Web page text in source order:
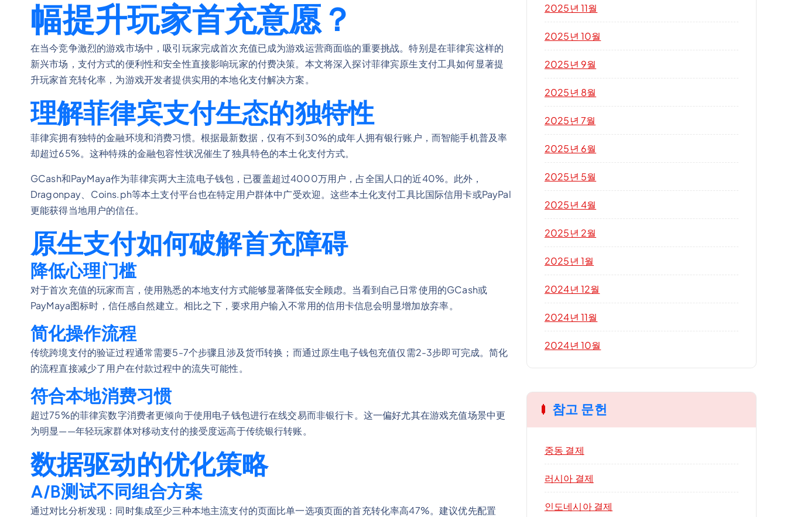
幅提升玩家首充意愿？
在当今竞争激烈的游戏市场中，吸引玩家完成首次充值已成为游戏运营商面临的重要挑战。特别是在菲律宾这样的
新兴市场，支付方式的便利性和安全性直接影响玩家的付费决策。本文将深入探讨菲律宾原生支付工具如何显著提
升玩家首充转化率，为游戏开发者提供实用的本地化支付解决方案。
理解菲律宾支付生态的独特性
菲律宾拥有独特的金融环境和消费习惯。根据最新数据，仅有不到30%的成年人拥有银行账户，而智能手机普及率
却超过65%。这种特殊的金融包容性状况催生了独具特色的本土化支付方式。
GCash和PayMaya作为菲律宾两大主流电子钱包，已覆盖超过4000万用户，占全国人口的近40%。此外，
Dragonpay、Coins.ph等本土支付平台也在特定用户群体中广受欢迎。这些本土化支付工具比国际信用卡或PayPal
更能获得当地用户的信任。
原生支付如何破解首充障碍
降低心理门槛
对于首次充值的玩家而言，使用熟悉的本地支付方式能够显著降低安全顾虑。当看到自己日常使用的GCash或
PayMaya图标时，信任感自然建立。相比之下，要求用户输入不常用的信用卡信息会明显增加放弃率。
简化操作流程
传统跨境支付的验证过程通常需要5-7个步骤且涉及货币转换；而通过原生电子钱包充值仅需2-3步即可完成。简化
的流程直接减少了用户在付款过程中的流失可能性。
符合本地消费习惯
超过75%的菲律宾数字消费者更倾向于使用电子钱包进行在线交易而非银行卡。这一偏好尤其在游戏充值场景中更
为明显——年轻玩家群体对移动支付的接受度远高于传统银行转账。
数据驱动的优化策略
A/B测试不同组合方案
通过对比分析发现：同时集成至少三种本地主流支付的页面比单一选项页面的首充转化率高47%。建议优先配置
2025년 11월
2025년 10월
2025년 9월
2025년 8월
2025년 7월
2025년 6월
2025년 5월
2025년 4월
2025년 2월
2025년 1월
2024년 12월
2024년 11월
2024년 10월
참고 문헌
중동 결제
러시아 결제
인도네시아 결제